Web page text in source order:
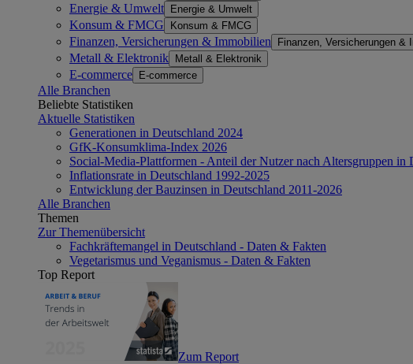
Energie & Umwelt Energie & Umwelt
Konsum & FMCG Konsum & FMCG
Finanzen, Versicherungen & Immobilien Finanzen, Versicherungen &
Metall & Elektronik Metall & Elektronik
E-commerce E-commerce
Alle Branchen
Beliebte Statistiken
Aktuelle Statistiken
Generationen in Deutschland 2024
GfK-Konsumklima-Index 2026
Social-Media-Plattformen - Anteil der Nutzer nach Altersgruppen in
Inflationsrate in Deutschland 1992-2025
Entwicklung der Bauzinsen in Deutschland 2011-2026
Alle Branchen
Themen
Zur Themenübersicht
Fachkräftemangel in Deutschland - Daten & Fakten
Vegetarismus und Veganismus - Daten & Fakten
Top Report
Zum Report